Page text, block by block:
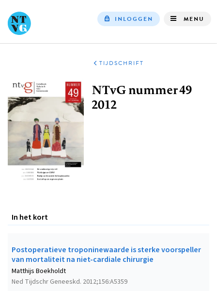
INLOGGEN MENU
TIJDSCHRIFT
NTvG nummer 49
2012
In het kort
Postoperatieve troponinewaarde is sterke voorspeller
van mortaliteit na niet-cardiale chirurgie
Ned Tijdschr Geneeskd. 2012;156:A5359
Matthijs Boekholdt